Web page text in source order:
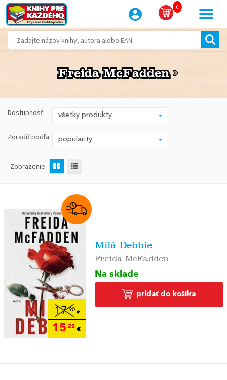
0
Freida McFadden
Freida McFadden
Dostupnosť:
Zoradiť podľa:
Zobrazenie
17,90€
15,22€
Milá Debbie
Freida McFadden
Na sklade
pridať do košíka